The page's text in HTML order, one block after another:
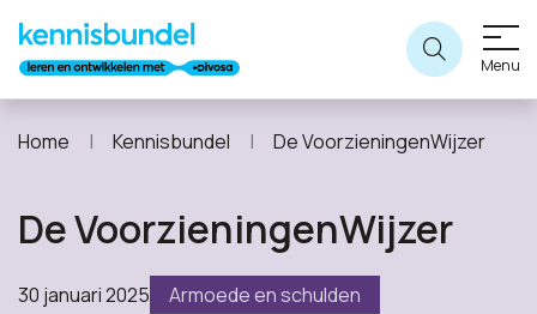
Menu
Home Kennisbundel De VoorzieningenWijzer
De VoorzieningenWijzer
30 januari 2025 Armoede en schulden